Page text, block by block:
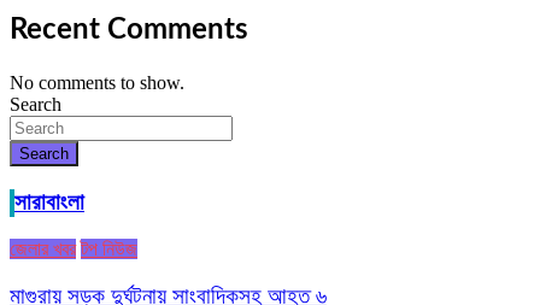
Recent Comments
No comments to show.
Search
Search
সারাবাংলা
জেলার খবর টপ নিউজ
মাগুরায় সড়ক দুর্ঘটনায় সাংবাদিকসহ আহত ৬